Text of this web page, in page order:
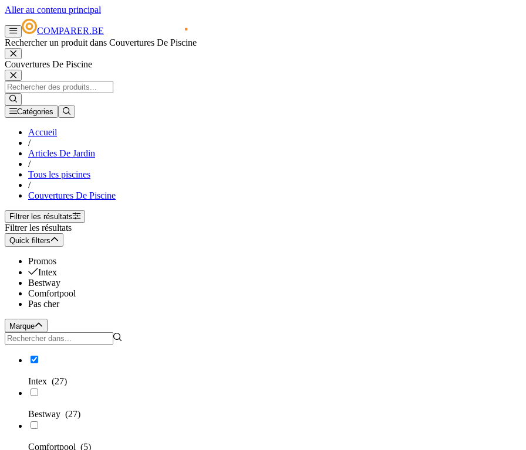
Aller au contenu principal
COMPARER.BE
Rechercher un produit dans Couvertures De Piscine
Couvertures De Piscine
Catégories
Accueil
/
Articles De Jardin
/
Tous les piscines
/
Couvertures De Piscine
Filtrer les résultats
Filtrer les résultats
Quick filters
Promos
Intex
Bestway
Comfortpool
Pas cher
Marque
Intex (27)
Bestway (27)
Comfortpool (5)